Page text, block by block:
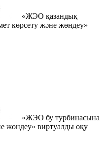
«ЖЭО қазандық
көрсету және жөндеу»
«ЖЭО бу турбинасына
жөндеу» виртуалды оқу